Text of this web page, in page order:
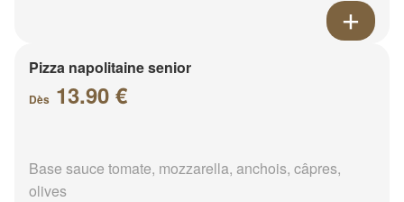
Pizza napolitaine senior
Dès 13.90 €
Base sauce tomate, mozzarella, anchois, câpres,
olives